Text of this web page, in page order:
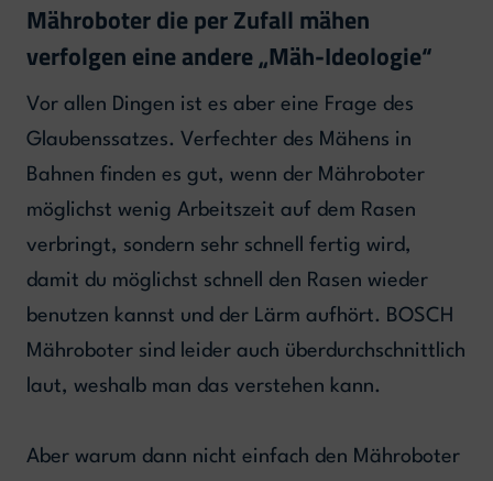
Mähroboter die per Zufall mähen
verfolgen eine andere „Mäh-Ideologie“
Vor allen Dingen ist es aber eine Frage des
Glaubenssatzes. Verfechter des Mähens in
Bahnen finden es gut, wenn der Mähroboter
möglichst wenig Arbeitszeit auf dem Rasen
verbringt, sondern sehr schnell fertig wird,
damit du möglichst schnell den Rasen wieder
benutzen kannst und der Lärm aufhört. BOSCH
Mähroboter sind leider auch überdurchschnittlich
laut, weshalb man das verstehen kann.
Aber warum dann nicht einfach den Mähroboter